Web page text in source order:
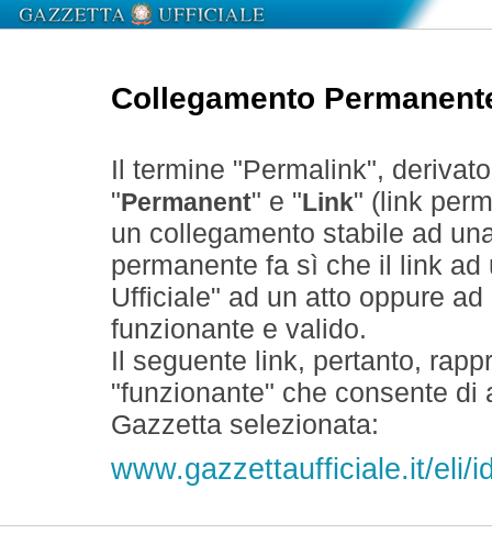
Collegamento
Il termine "Permalink",
" Permanent" e " Link" (link
un collegamento stabile ad
permanente fa sì che il link
Ufficiale" ad un atto oppure
funzionante e valido.
Il seguente link, pertanto,
"funzionante" che consente
Gazzetta selezionata:
www.gazzettaufficiale.it/eli/